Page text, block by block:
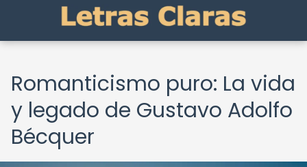
Romanticismo puro: La vida
y legado de Gustavo Adolfo
Bécquer